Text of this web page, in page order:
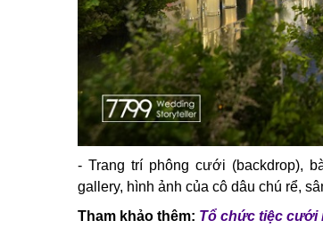
- Trang trí phông cưới (backdrop),
gallery, hình ảnh của cô dâu chú rể,
Tham khảo thêm: Tổ chức tiệc cưới